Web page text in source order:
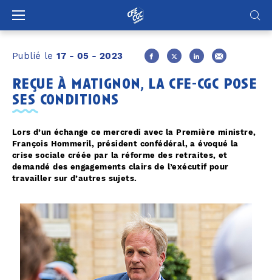
Publié le 17 - 05 - 2023
reçue à matignon, la cfe-cgc pose
ses conditions
Lors d’un échange ce mercredi avec la Première ministre,
François Hommeril, président confédéral, a évoqué la
crise sociale créée par la réforme des retraites, et
demandé des engagements clairs de l’exécutif pour
travailler sur d’autres sujets.
Panneau de gestion des cookies